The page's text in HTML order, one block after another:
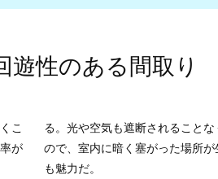
遊性のある間取り
こ
が
る。光や空気も遮断されること
ので、室内に暗く塞がった場所
も魅力だ。